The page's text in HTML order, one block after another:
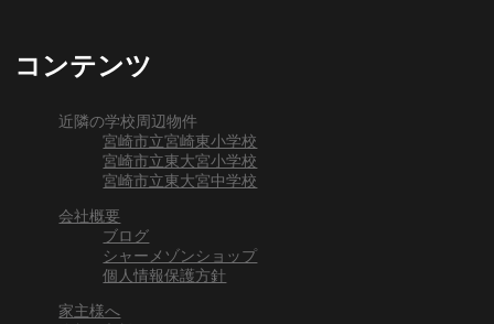
コンテンツ
近隣の学校周辺物件
宮崎市立宮崎東小学校
宮崎市立東大宮小学校
宮崎市立東大宮中学校
会社概要
ブログ
シャーメゾンショップ
個人情報保護方針
家主様へ